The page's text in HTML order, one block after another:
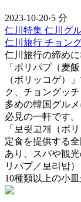
2023-10-20·5 分
仁川特集 仁川グ
仁川旅行 チョン
仁川旅行の締め
「ポリパプ（麦
（ボリッコゲ）
ク、チョングッ
多めの韓国グル
必見の一軒です
「보릿고개（ボ
定食を提供する
あり、スパや観
リパプ／보리밥
10種類以上の小